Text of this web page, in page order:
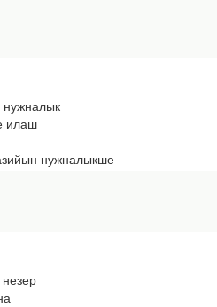
илаш
нужналыкше